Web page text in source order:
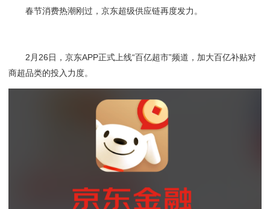
春节消费热潮刚过，京东超级供应链再度发力。
2月26日，京东APP正式上线“百亿超市”频道，加大百亿补贴对
商超品类的投入力度。